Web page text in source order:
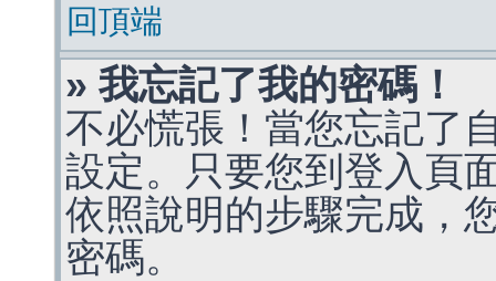
回頂端
» 我忘記了我的密碼！
不必慌張！當您忘記了
設定。只要您到登入頁
依照說明的步驟完成，
密碼。